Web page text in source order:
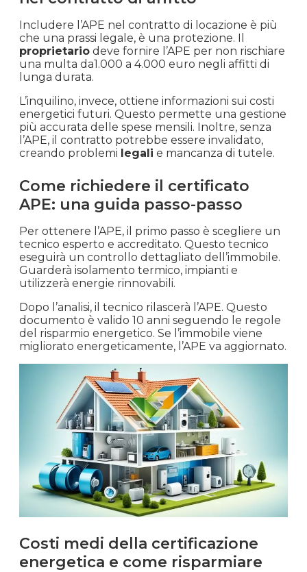
Includere l’APE nel contratto di locazione è più
che una prassi legale, è una protezione. Il
proprietario deve fornire l’APE per non rischiare
una multa da1.000 a 4.000 euro negli affitti di
lunga durata.
L’inquilino, invece, ottiene informazioni sui costi
energetici futuri. Questo permette una gestione
più accurata delle spese mensili. Inoltre, senza
l’APE, il contratto potrebbe essere invalidato,
creando problemi legali e mancanza di tutele.
Come richiedere il certificato
APE: una guida passo-passo
Per ottenere l’APE, il primo passo è scegliere un
tecnico esperto e accreditato. Questo tecnico
eseguirà un controllo dettagliato dell’immobile.
Guarderà isolamento termico, impianti e
utilizzerà energie rinnovabili.
Dopo l’analisi, il tecnico rilascerà l’APE. Questo
documento è valido 10 anni seguendo le regole
del risparmio energetico. Se l’immobile viene
migliorato energeticamente, l’APE va aggiornato.
Costi medi della certificazione
energetica e come risparmiare